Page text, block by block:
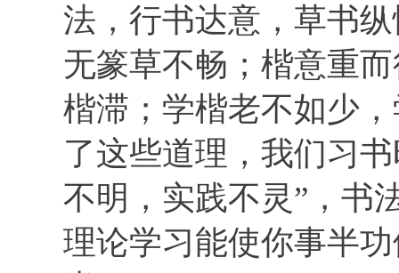
法，行书达意，草书
无篆草不畅；楷意重
楷滞；学楷老不如少
了这些道理，我们习
不明，实践不灵”，书
理论学习能使你事半